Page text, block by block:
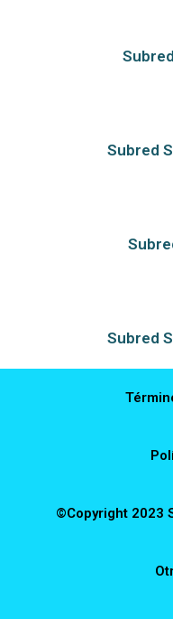
Subred
Subred
©Copyright 2023